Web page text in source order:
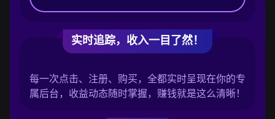
实时追踪，收入一目了然！
每一次点击、注册、购买，全都实时呈现在你的专
属后台，收益动态随时掌握，赚钱就是这么清晰！